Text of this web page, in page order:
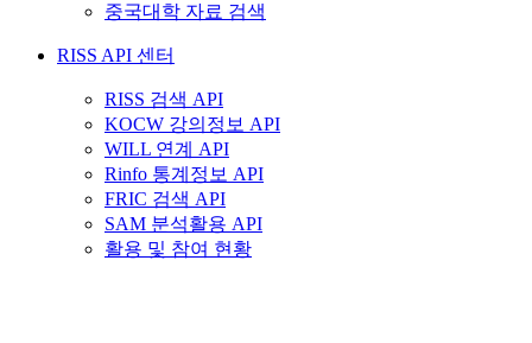
중국대학 자료 검색
RISS API 센터
RISS 검색 API
KOCW 강의정보 API
WILL 연계 API
Rinfo 통계정보 API
FRIC 검색 API
SAM 분석활용 API
활용 및 참여 현황